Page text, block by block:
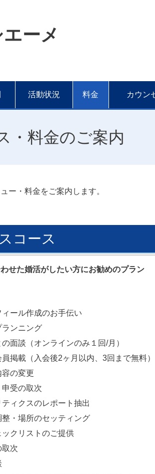
ーメ
活動状況 料金 カウン
・料金のご案内
ー・料金をご案内します。
コース
せた婚活がしたい方にお勧めのプラン
ール作成のお手伝い
ンニング
面談（オンラインのみ１回/月）
掲載（入会後2ヶ月以内、3回まで無料）
の変更
受の取次
ィクスのレポート抽出
・場所のセッティング
クリストのご提供
取次